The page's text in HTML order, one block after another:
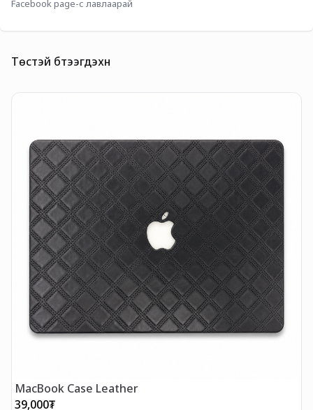
Facebook page-с лавлаарай
Төстэй бүтээгдэхүүн
MacBook Case Leather
39,000₮